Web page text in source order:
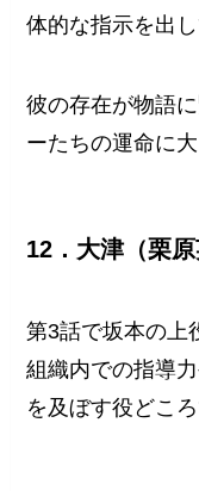
体的な指示を出
彼の存在が物語
ーたちの運命に
12．大津（栗原
第3話で坂本の上
組織内での指導
を及ぼす役どころ